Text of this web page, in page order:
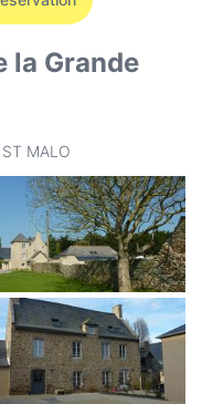
la Grande
MALO